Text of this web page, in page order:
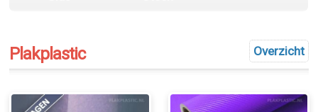
Overzicht
Plakplastic